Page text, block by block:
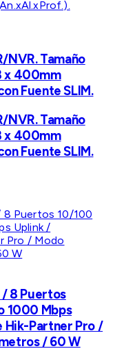
NVR. Tamaño
x 400mm
Fuente SLIM.
NVR. Tamaño
x 400mm
Fuente SLIM.
8 Puertos
1000 Mbps
Hik-Partner Pro /
/ 60 W